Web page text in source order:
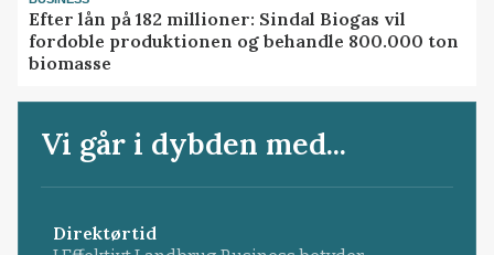
Efter lån på 182 millioner: Sindal Biogas vil
fordoble produktionen og behandle 800.000 ton
biomasse
Vi går i dybden med...
Direktørtid